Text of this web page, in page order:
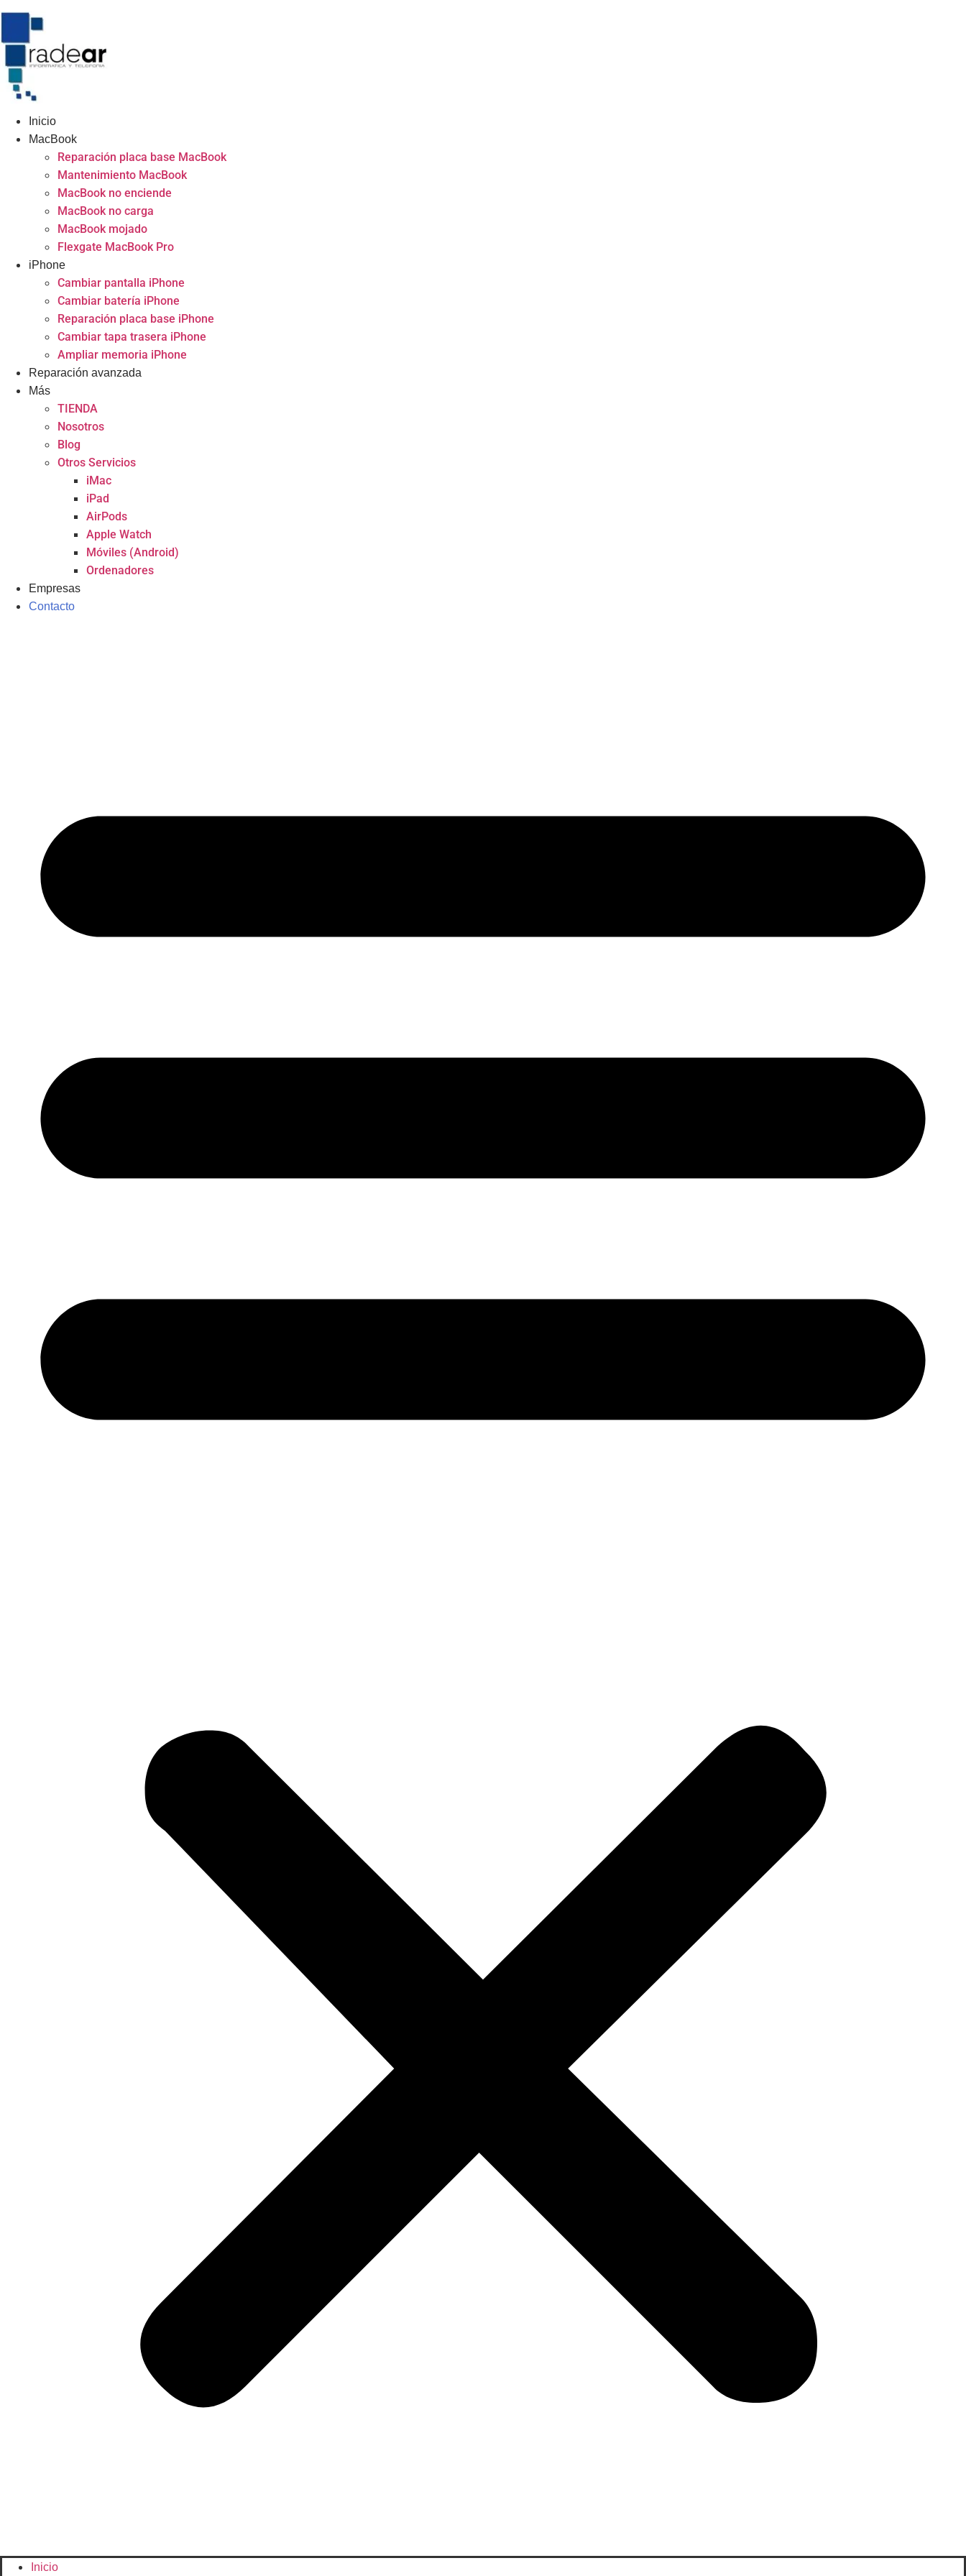
Inicio
MacBook
Reparación placa base MacBook
Mantenimiento MacBook
MacBook no enciende
MacBook no carga
MacBook mojado
Flexgate MacBook Pro
iPhone
Cambiar pantalla iPhone
Cambiar batería iPhone
Reparación placa base iPhone
Cambiar tapa trasera iPhone
Ampliar memoria iPhone
Reparación avanzada
Más
TIENDA
Nosotros
Blog
Otros Servicios
iMac
iPad
AirPods
Apple Watch
Móviles (Android)
Ordenadores
Empresas
Contacto
Inicio